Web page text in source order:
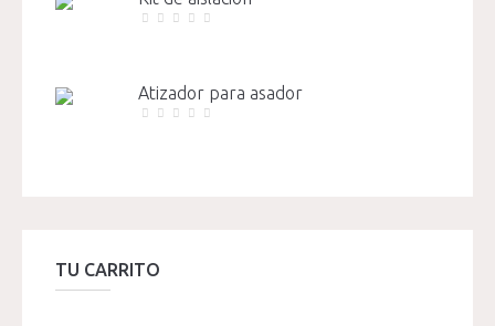
Atizador para asador
TU CARRITO